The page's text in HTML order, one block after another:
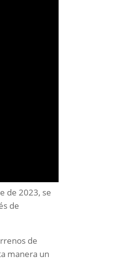
de 2023, se
de
de
manera un